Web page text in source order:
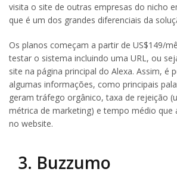
visita o site de outras empresas do nicho
que é um dos grandes diferenciais da
Os planos começam a partir de US$149/
testar o sistema incluindo uma URL, ou
site na página principal do Alexa. Assim, é
algumas informações, como principais
geram tráfego orgânico, taxa de rejeição
métrica de marketing) e tempo médio que
no website.
3. Buzzumo